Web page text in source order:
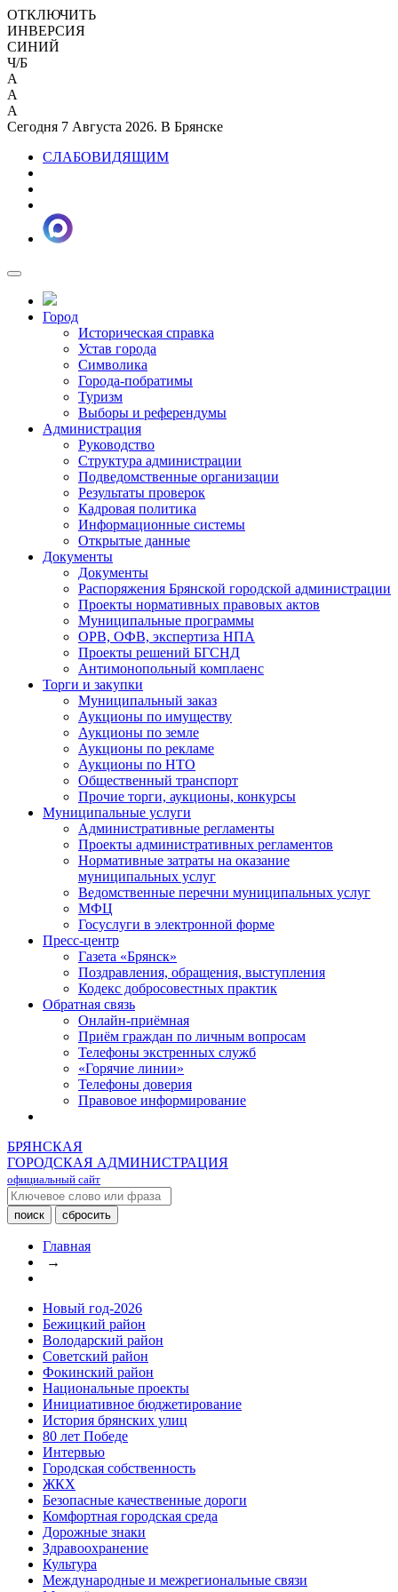
ОТКЛЮЧИТЬ
ИНВЕРСИЯ
СИНИЙ
Ч/Б
A
A
A
Сегодня 7 Августа 2026. В Брянске
СЛАБОВИДЯЩИМ
Город
Историческая справка
Устав города
Символика
Города-побратимы
Туризм
Выборы и референдумы
Администрация
Руководство
Структура администрации
Подведомственные организации
Результаты проверок
Кадровая политика
Информационные системы
Открытые данные
Документы
Документы
Распоряжения Брянской городской администрации
Проекты нормативных правовых актов
Муниципальные программы
ОРВ, ОФВ, экспертиза НПА
Проекты решений БГСНД
Антимонопольный комплаенс
Торги и закупки
Муниципальный заказ
Аукционы по имуществу
Аукционы по земле
Аукционы по рекламе
Аукционы по НТО
Общественный транспорт
Прочие торги, аукционы, конкурсы
Муниципальные услуги
Административные регламенты
Проекты административных регламентов
Нормативные затраты на оказание
муниципальных услуг
Ведомственные перечни муниципальных услуг
МФЦ
Госуслуги в электронной форме
Пресс-центр
Газета «Брянск»
Поздравления, обращения, выступления
Кодекс добросовестных практик
Обратная связь
Онлайн-приёмная
Приём граждан по личным вопросам
Телефоны экстренных служб
«Горячие линии»
Телефоны доверия
Правовое информирование
БРЯНСКАЯ
ГОРОДСКАЯ АДМИНИСТРАЦИЯ
официальный сайт
Главная
→
Новый год-2026
Бежицкий район
Володарский район
Советский район
Фокинский район
Национальные проекты
Инициативное бюджетирование
История брянских улиц
80 лет Победе
Интервью
Городская собственность
ЖКХ
Безопасные качественные дороги
Комфортная городская среда
Дорожные знаки
Здравоохранение
Культура
Международные и межрегиональные связи